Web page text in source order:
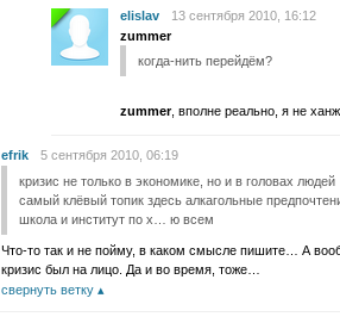
elislav
13 сентября 2010, 16:12
zummer
когда-нить перейдём?
zummer, вполне реально, я не
efrik
5 сентября 2010, 06:19
кризис не только в экономике, но и в головах людей
самый клёвый топик здесь алкагольные
школа и институт по х… ю всем
Что-то так и не пойму, в каком смысле пишите… А
кризис был на лицо. Да и во время, тоже…
свернуть ветку